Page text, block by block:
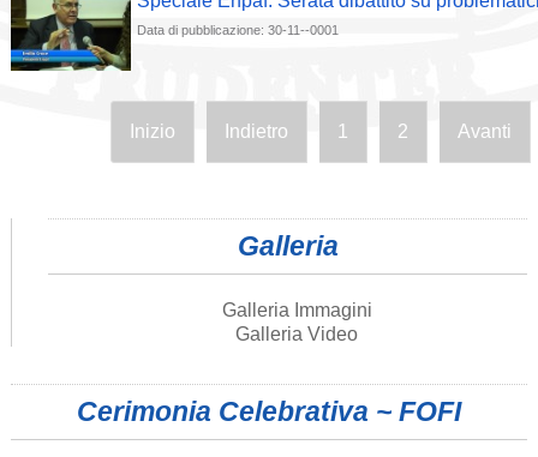
Data di pubblicazione: 30-11--0001
Inizio Indietro 1 2 Avanti
Galleria
Galleria Immagini
Galleria Video
Cerimonia Celebrativa ~ FOFI